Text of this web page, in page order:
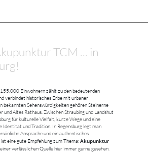
TCM ... in
Einwohnern zählt zu den bedeutenden
verbindet historisches Erbe mit urbaner
bekannten Sehenswürdigkeiten gehören Steinerne
und Altes Rathaus. Zwischen Straubing und Landshut
für kulturelle Vielfalt, kurze Wege und eine
Identität und Tradition. In Regensburg legt man
Ansprache und ein authentisches
eine gute Empfehlung zum Thema:Akupunktur
verlässlichen Quelle hier immer gerne gesehen.